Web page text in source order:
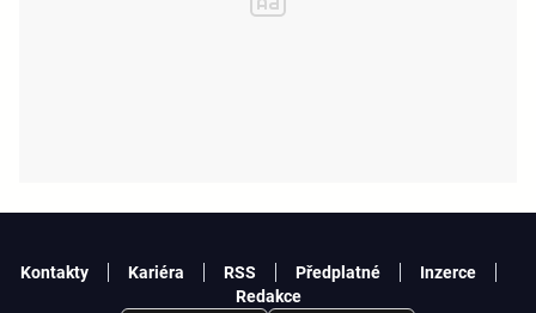
Kontakty Kariéra RSS Předplatné
Inzerce
Redakce